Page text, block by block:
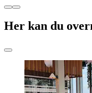
Her kan du